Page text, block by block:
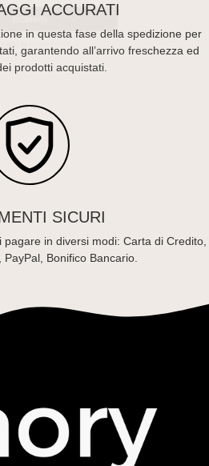
ACCURATI
in questa fase della spedizione per
garantendo all’arrivo freschezza ed
prodotti acquistati.
SICURI
in diversi modi: Carta di Credito,
Bonifico Bancario.
ISCRIVITI